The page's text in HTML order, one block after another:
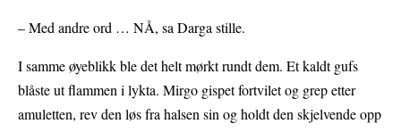
– Med andre ord … NÅ, sa Darga stille.
I samme øyeblikk ble det helt mørkt rundt dem. Et kaldt gufs
blåste ut flammen i lykta. Mirgo gispet fortvilet og grep etter
amuletten, rev den løs fra halsen sin og holdt den skjelvende opp